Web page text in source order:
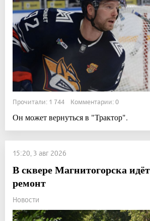
Прочитали: 1 744 Комментарии: 0
Он может вернуться в "Трактор".
15:20, 3 авг 2026
В сквере Магнитогорска
ремонт
Новости